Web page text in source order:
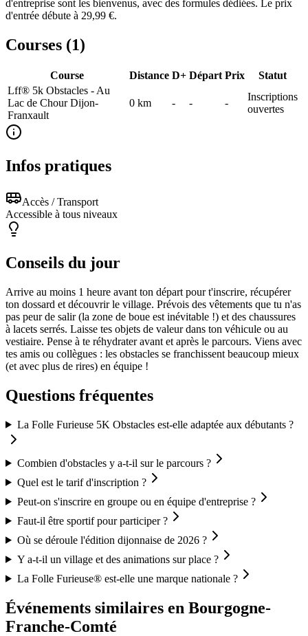
d'entreprise sont les bienvenus, avec des formules dédiées. Le prix
d'entrée débute à 29,99 €.
Courses (1)
Course Distance D+ Départ Prix
Statut
Lff® 5k Obstacles - Au
Lac de Chour Dijon-
Franxault
0 km - - -
Inscriptions
ouvertes
Infos pratiques
Accès / Transport
Accessible à tous niveaux
Conseils du jour
Arrive au moins 1 heure avant ton départ pour t'inscrire, récupérer
ton dossard et découvrir le village. Prévois des vêtements que tu n'as
pas peur de salir (la zone de boue est inévitable !) et des chaussures
à lacets serrés. Laisse tes objets de valeur dans ton véhicule ou au
vestiaire. Pense à te réhydrater avant et après le parcours. Viens avec
tes amis ou collègues : les obstacles se franchissent beaucoup mieux
(et avec plus de rires) en équipe !
Questions fréquentes
La Folle Furieuse 5K Obstacles est-elle adaptée aux débutants ?
Combien d'obstacles y a-t-il sur le parcours ?
Quel est le tarif d'inscription ?
Peut-on s'inscrire en groupe ou en équipe d'entreprise ?
Faut-il être sportif pour participer ?
Où se déroule l'édition dijonnaise de 2026 ?
Y a-t-il un village et des animations sur place ?
La Folle Furieuse® est-elle une marque nationale ?
Événements similaires en Bourgogne-
Franche-Comté